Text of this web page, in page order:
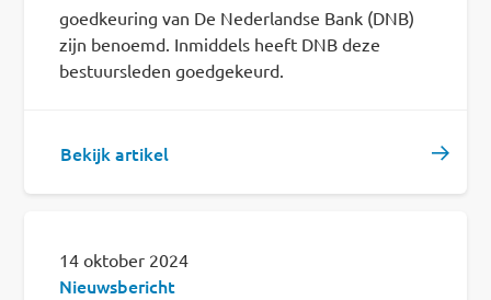
goedkeuring van De Nederlandse Bank (DNB)
zijn benoemd. Inmiddels heeft DNB deze
bestuursleden goedgekeurd.
Bekijk artikel
14 oktober 2024
Nieuwsbericht